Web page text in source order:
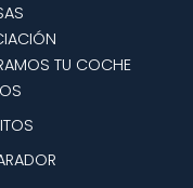
TU COCHE